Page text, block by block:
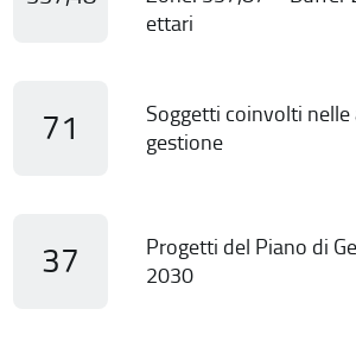
ettari
71
Soggetti coinvolti
gestione
37
Progetti del Piano di
2030